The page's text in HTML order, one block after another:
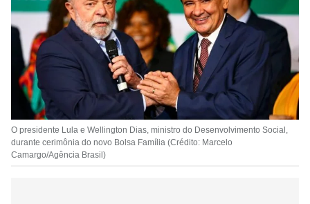
O presidente Lula e Wellington Dias, ministro do Desenvolvimento Social,
durante cerimônia do novo Bolsa Família (Crédito: Marcelo
Camargo/Agência Brasil)